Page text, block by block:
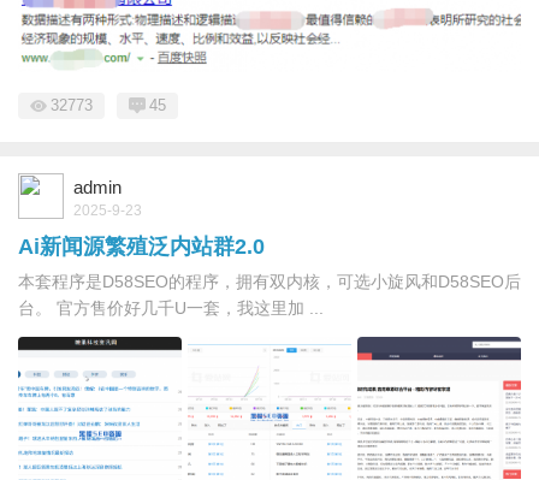
32773 45
admin
2025-9-23
Ai新闻源繁殖泛内站群2.0
本套程序是D58SEO的程序，拥有双内核，可选小旋风和D58SEO后
台。 官方售价好几千U一套，我这里加 ...